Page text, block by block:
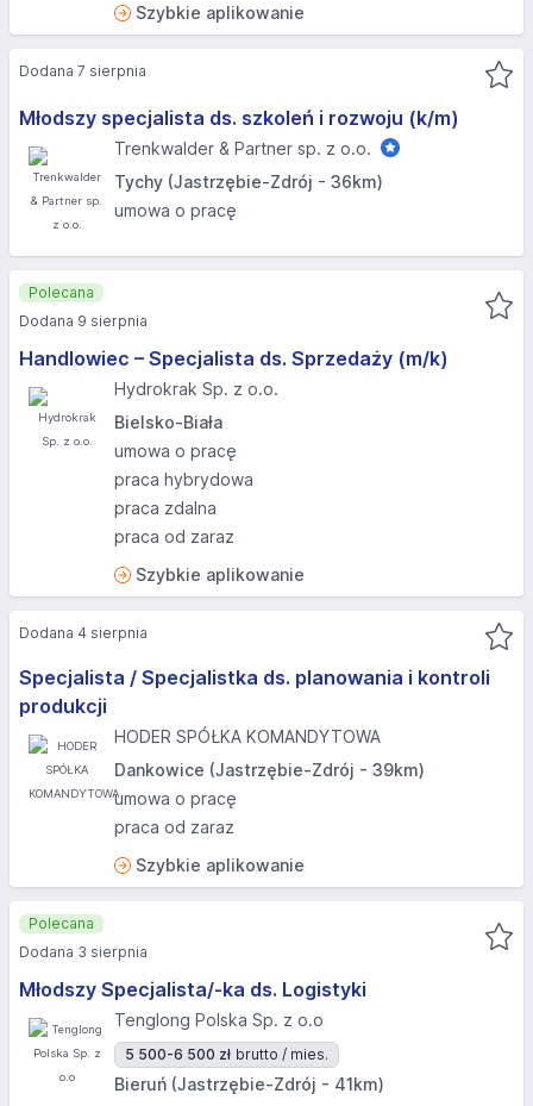
Szybkie aplikowanie
Młodszy specjalista ds. szkoleń i rozwoju (k/m)
Trenkwalder & Partner sp. z o.o.
Tychy (Jastrzębie-Zdrój - 36km)
umowa o pracę
Dodana 7 sierpnia
Handlowiec – Specjalista ds. Sprzedaży (m/k)
Hydrokrak Sp. z o.o.
Bielsko-Biała
umowa o pracę
praca hybrydowa
praca zdalna
praca od zaraz
Szybkie aplikowanie
Polecana
Dodana 9 sierpnia
Specjalista / Specjalistka ds. planowania i kontroli
produkcji
HODER SPÓŁKA KOMANDYTOWA
Dankowice (Jastrzębie-Zdrój - 39km)
umowa o pracę
praca od zaraz
Szybkie aplikowanie
Dodana 4 sierpnia
Młodszy Specjalista/-ka ds. Logistyki
Tenglong Polska Sp. z o.o
5 500-6 500 zł brutto / mies.
Bieruń (Jastrzębie-Zdrój - 41km)
Polecana
Dodana 3 sierpnia